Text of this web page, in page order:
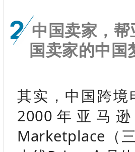
2 中国卖家，
国卖家的中国
其实，中国跨
2000年亚马
Marketplace（